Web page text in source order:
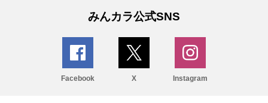
みんカラ公式SNS
Facebook X Instagram